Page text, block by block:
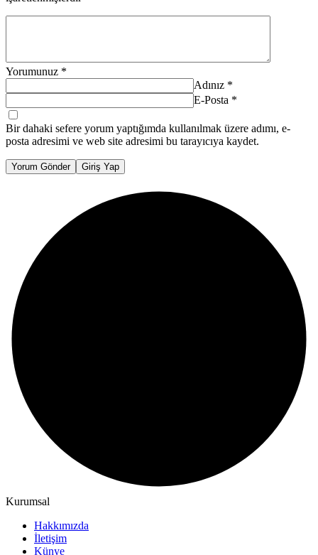
Yorumunuz *
Adınız *
E-Posta *
Bir dahaki sefere yorum yaptığımda kullanılmak üzere adımı, e-
posta adresimi ve web site adresimi bu tarayıcıya kaydet.
Yorum Gönder Giriş Yap
Kurumsal
Hakkımızda
İletişim
Künye